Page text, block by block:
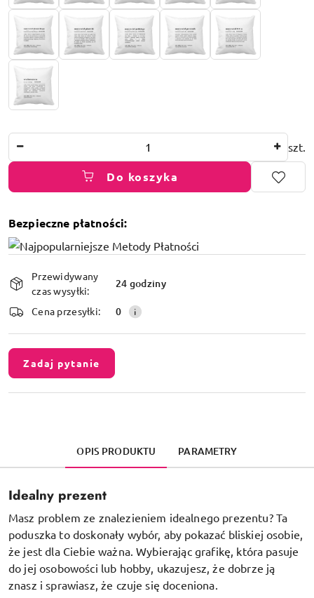
szt.
Do koszyka
Bezpieczne płatności:
Dostępność
i
dostawa
Przewidywany
czas wysyłki:
24 godziny
Cena przesyłki: 0
Zadaj pytanie
OPIS PRODUKTU PARAMETRY
Idealny prezent
Masz problem ze znalezieniem idealnego prezentu? Ta
poduszka to doskonały wybór, aby pokazać bliskiej osobie,
że jest dla Ciebie ważna. Wybierając grafikę, która pasuje
do jej osobowości lub hobby, ukazujesz, że dobrze ją
znasz i sprawiasz, że czuje się doceniona.